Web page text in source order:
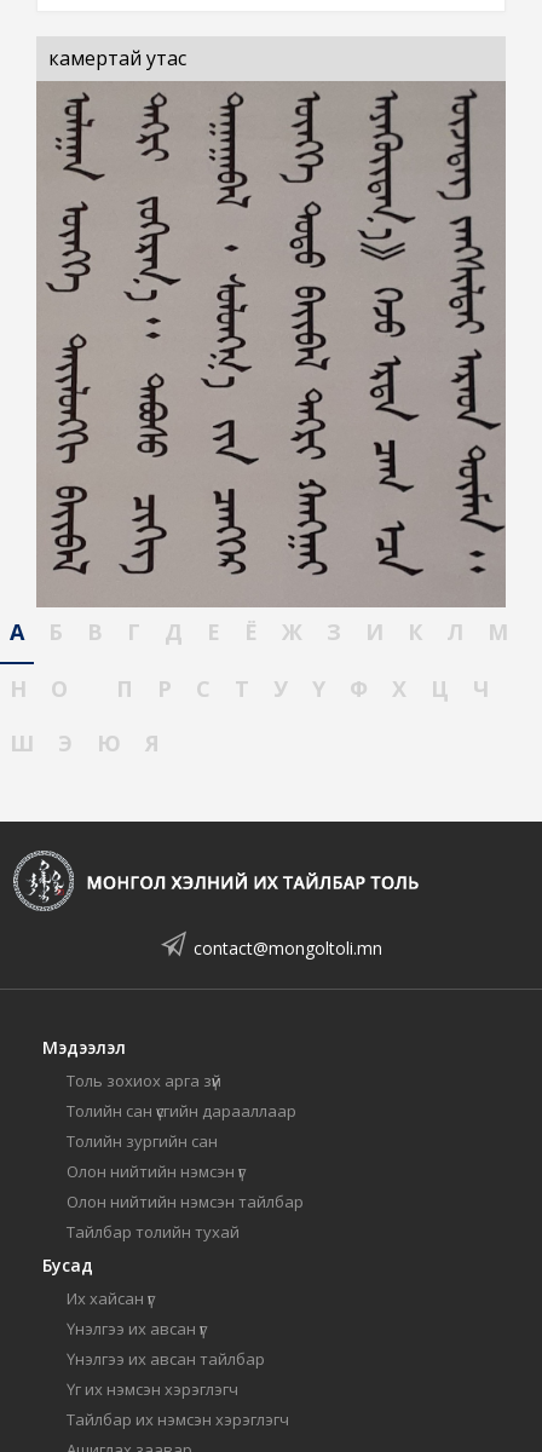
камертай утас
А Б В Г Д Е Ё Ж З И К Л
М
Н
О П Р С Т У Ү Ф Х Ц
Ч
Ш
Э Ю Я
contact@mongoltoli.mn
Мэдээлэл
Толь зохиох арга зүй
Толийн сан үсгийн дарааллаар
Толийн зургийн сан
Олон нийтийн нэмсэн үг
Олон нийтийн нэмсэн тайлбар
Тайлбар толийн тухай
Бусад
Их хайсан үг
Үнэлгээ их авсан үг
Үнэлгээ их авсан тайлбар
Үг их нэмсэн хэрэглэгч
Тайлбар их нэмсэн хэрэглэгч